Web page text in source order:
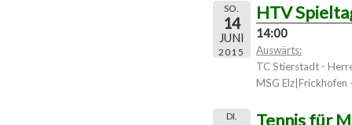
SO.
14
JUNI
2015
HTV
14:00
Auswärts:
TC Stierstadt -
MSG Elz|Frickhofen
DI. Tennis für